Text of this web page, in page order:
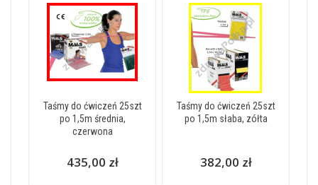
Taśmy do ćwiczeń 25szt
po 1,5m średnia,
czerwona
435,00 zł
Taśmy do ćwiczeń 25szt
po 1,5m słaba, zółta
382,00 zł